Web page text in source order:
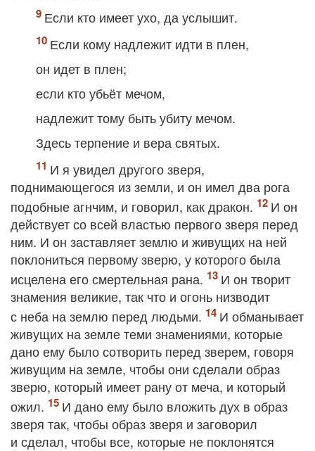
Если кто имеет ухо, да услышит.
Если кому надлежит идти в плен,
он идет в плен;
если кто убьёт мечом,
надлежит тому быть убиту мечом.
Здесь терпение и вера святых.
И я увидел другого зверя,
поднимающегося из земли, и он имел два рога
подобные агнчим, и говорил, как дракон.
И он
действует со всей властью первого зверя перед
ним. И он заставляет землю и живущих на ней
поклониться первому зверю, у которого была
исцелена его смертельная рана.
И он творит
знамения великие, так что и огонь низводит
с неба на землю перед людьми.
И обманывает
живущих на земле теми знамениями, которые
дано ему было сотворить перед зверем, говоря
живущим на земле, чтобы они сделали образ
зверю, который имеет рану от меча, и который
ожил.
И дано ему было вложить дух в образ
зверя так, чтобы образ зверя и заговорил
и сделал, чтобы все, которые не поклонятся